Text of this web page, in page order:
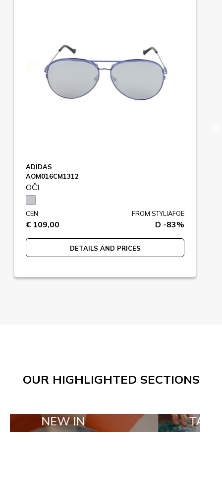
ADIDAS
AOM016CM1312
OČI
CEN
€ 109,00
FROM STYLIAFOE
D -83%
DETAILS AND PRICES
OUR HIGHLIGHTED SECTIONS
TAILOR MADE